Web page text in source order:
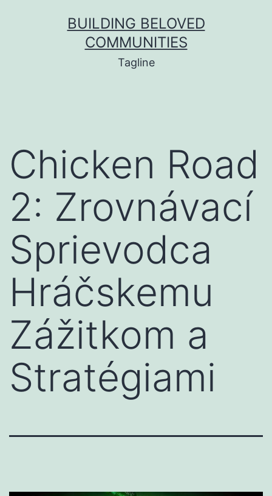
BUILDING BELOVED
COMMUNITIES
Tagline
Chicken Road
2: Zrovnávací
Sprievodca
Hráčskemu
Zážitkom a
Stratégiami